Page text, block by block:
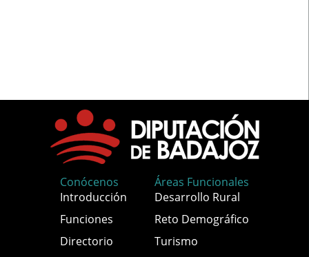
Conócenos
Introducción
Funciones
Directorio
Áreas Funcionales
Desarrollo Rural
Reto Demográfico
Turismo